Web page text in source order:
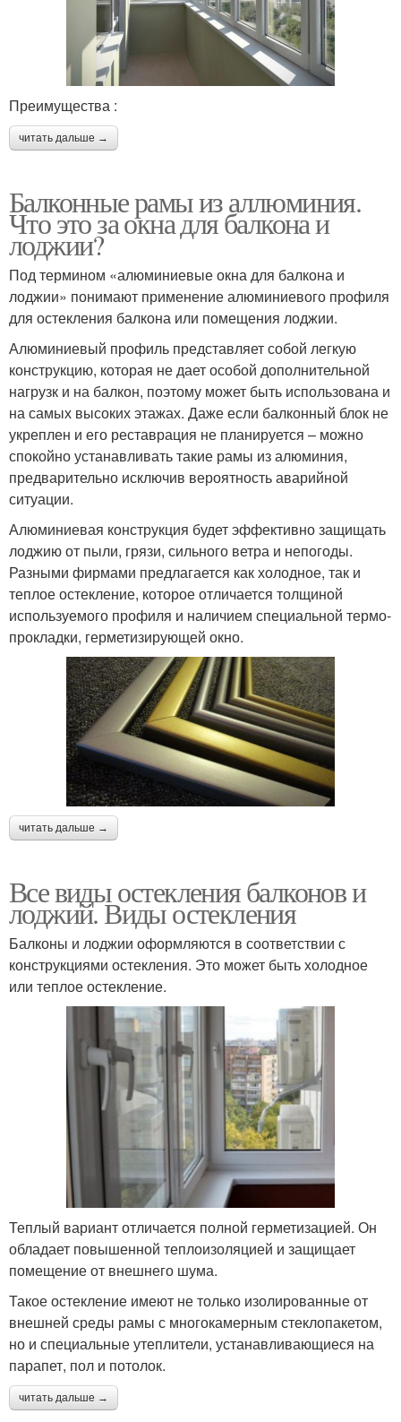
Преимущества :
читать дальше →
Балконные рамы из аллюминия.
Что это за окна для балкона и
лоджии?
Под термином «алюминиевые окна для балкона и
лоджии» понимают применение алюминиевого профиля
для остекления балкона или помещения лоджии.
Алюминиевый профиль представляет собой легкую
конструкцию, которая не дает особой дополнительной
нагрузк и на балкон, поэтому может быть использована и
на самых высоких этажах. Даже если балконный блок не
укреплен и его реставрация не планируется – можно
спокойно устанавливать такие рамы из алюминия,
предварительно исключив вероятность аварийной
ситуации.
Алюминиевая конструкция будет эффективно защищать
лоджию от пыли, грязи, сильного ветра и непогоды.
Разными фирмами предлагается как холодное, так и
теплое остекление, которое отличается толщиной
используемого профиля и наличием специальной термо-
прокладки, герметизирующей окно.
читать дальше →
Все виды остекления балконов и
лоджий. Виды остекления
Балконы и лоджии оформляются в соответствии с
конструкциями остекления. Это может быть холодное
или теплое остекление.
Теплый вариант отличается полной герметизацией. Он
обладает повышенной теплоизоляцией и защищает
помещение от внешнего шума.
Такое остекление имеют не только изолированные от
внешней среды рамы с многокамерным стеклопакетом,
но и специальные утеплители, устанавливающиеся на
парапет, пол и потолок.
читать дальше →